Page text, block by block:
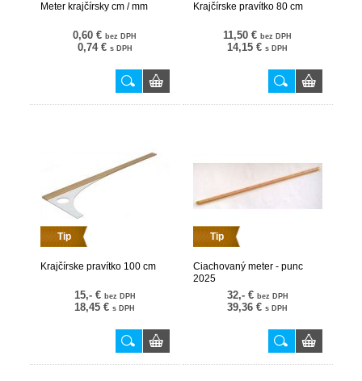
Meter krajčírsky cm / mm
0,60 € bez DPH
0,74 € s DPH
Krajčírske pravítko 80 cm
11,50 € bez DPH
14,15 € s DPH
Tip
Krajčírske pravítko 100 cm
15,- € bez DPH
18,45 € s DPH
Tip
Ciachovaný meter - punc
2025
32,- € bez DPH
39,36 € s DPH